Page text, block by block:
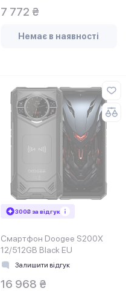
7 772 ₴
Немає в наявності
300₴ за відгук
Смартфон Doogee S200X
12/512GB Black EU
Залишити відгук
16 968 ₴